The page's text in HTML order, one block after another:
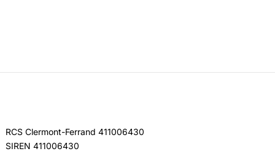
RCS Clermont-Ferrand 411006430
SIREN 411006430